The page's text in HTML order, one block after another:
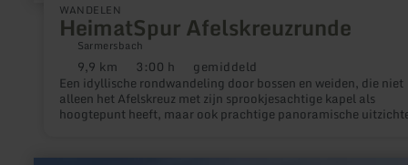
WANDELEN
HeimatSpur Afelskreuzrunde
Sarmersbach
Afstand:
9,9 km Duur:
3:00 h Moeilijkheidsgraad:
gemiddeld
Een idyllische rondwandeling door bossen en weiden, die niet
alleen het Afelskreuz met zijn sprookjesachtige kapel als
hoogtepunt heeft, maar ook prachtige panoramische